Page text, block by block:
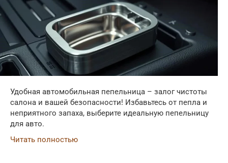
Удобная автомобильная пепельница – залог чистоты
салона и вашей безопасности! Избавьтесь от пепла и
неприятного запаха, выберите идеальную пепельницу
для авто.
Читать полностью